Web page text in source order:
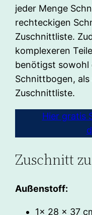
jeder Menge
rechteckigen
Zuschnittliste.
komplexeren
benötigst sowohl
Schnittbogen, als
Zuschnittliste.
Hier gratis
Zuschnitt
Außenstoff:
1x 28 x 37